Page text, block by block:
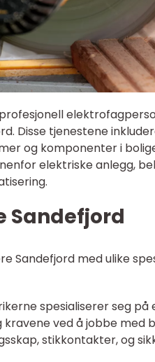
Disse tjenestene
og komponenter i
elektriske anlegg,
Sandefjord
Sandefjord med ulike
spesialiserer seg
ved å jobbe med
stikkontakter, og